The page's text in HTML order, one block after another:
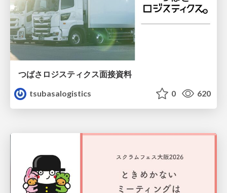
つばさロジスティクス面接資料
tsubasalogistics
0 620